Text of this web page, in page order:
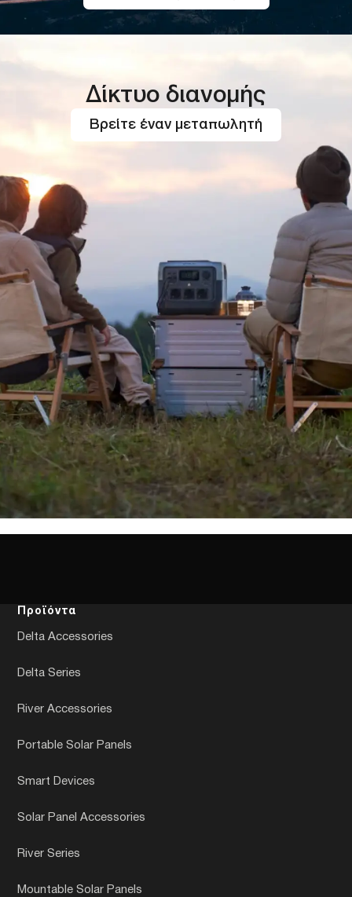
Δίκτυο διανομής
Βρείτε έναν μεταπωλητή
Προϊόντα
Delta Accessories
Delta Series
River Accessories
Portable Solar Panels
Smart Devices
Solar Panel Accessories
River Series
Mountable Solar Panels